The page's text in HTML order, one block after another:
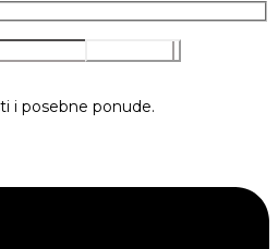
i posebne ponude.